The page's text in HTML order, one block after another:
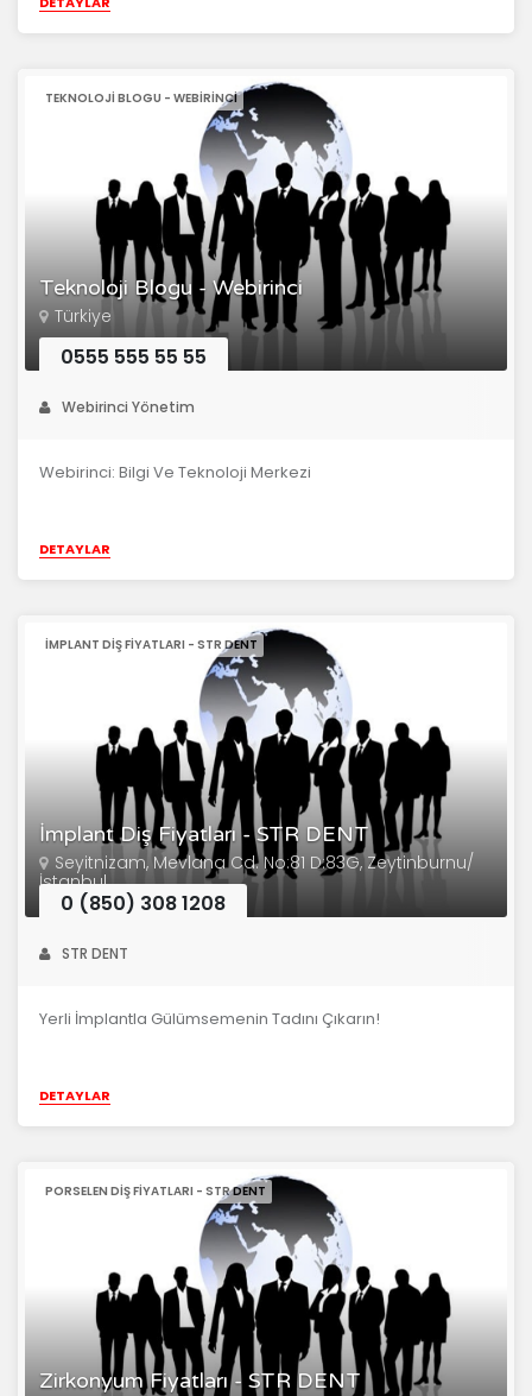
Teknoloji Blogu - Webirinci
TEKNOLOJI BLOGU - WEBIRINCI
Türkiye
0555 555 55 55
Webirinci Yönetim
Webirinci: Bilgi Ve Teknoloji Merkezi
DETAYLAR
İmplant Diş Fiyatları - STR DENT
İMPLANT DIŞ FIYATLARI - STR DENT
Seyitnizam, Mevlana Cd. No:81 D:83G, Zeytinburnu/
İstanbul
0 (850) 308 1208
STR DENT
Yerli İmplantla Gülümsemenin Tadını Çıkarın!
DETAYLAR
Zirkonyum Fiyatları - STR DENT
PORSELEN DIŞ FIYATLARI - STR DENT